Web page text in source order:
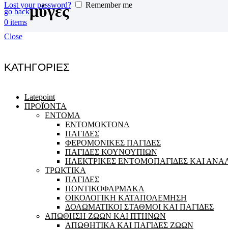
Lost your password?
Remember me
0 items
go backμύγες
Close
ΚΑΤΗΓΟΡΙΕΣ
Latepoint
ΠΡΟΪΟΝΤΑ
ΕΝΤΟΜΑ
ΕΝΤΟΜΟΚΤΟΝΑ
ΠΑΓΙΔΕΣ
ΦΕΡΟΜΟΝΙΚΕΣ ΠΑΓΙΔΕΣ
ΠΑΓΙΔΕΣ ΚΟΥΝΟΥΠΙΩΝ
ΗΛΕΚΤΡΙΚΕΣ ΕΝΤΟΜΟΠΑΓΙΔΕΣ ΚΑΙ
ΤΡΩΚΤΙΚΑ
ΠΑΓΙΔΕΣ
ΠΟΝΤΙΚΟΦΑΡΜΑΚΑ
ΟΙΚΟΛΟΓΙΚΗ ΚΑΤΑΠΟΛΕΜΗΣΗ
ΔΟΛΩΜΑΤΙΚΟΙ ΣΤΑΘΜΟΙ ΚΑΙ ΠΑΓΙΔΕΣ
ΑΠΩΘΗΣΗ ΖΩΩΝ ΚΑΙ ΠΤΗΝΩΝ
ΑΠΩΘΗΤΙΚΑ ΚΑΙ ΠΑΓΙΔΕΣ ΖΩΩΝ